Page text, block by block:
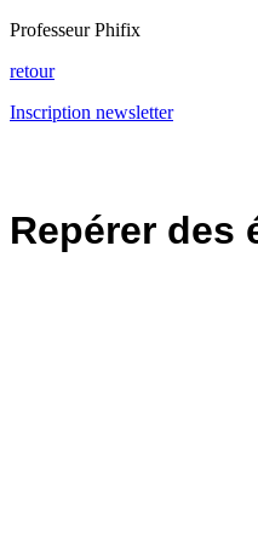
Professeur Phifix
retour
Inscription newsletter
Repérer des